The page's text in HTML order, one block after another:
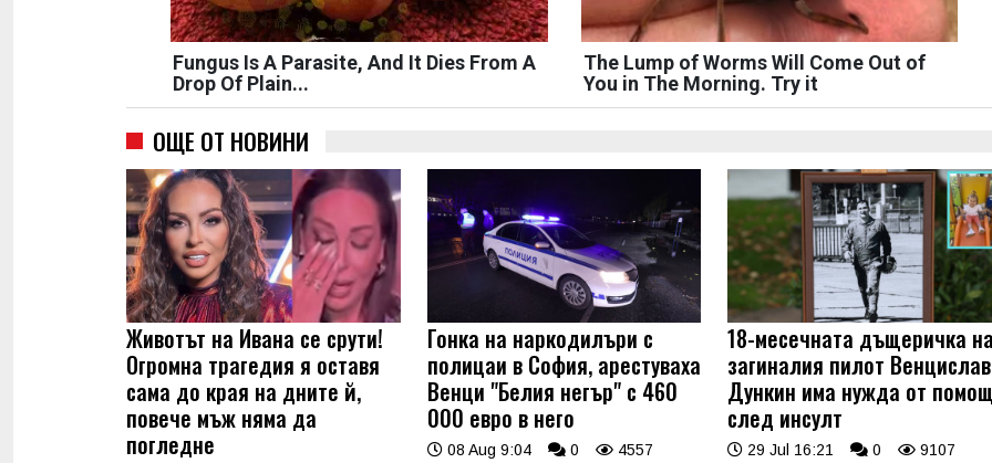
Fungus Is A Parasite, And It Dies From A
Drop Of Plain...
The Lump of Worms Will Come Out of
You in The Morning. Try it
ОЩЕ ОТ НОВИНИ
Животът на Ивана се срути!
Огромна трагедия я оставя
сама до края на дните й,
повече мъж няма да
погледне
Гонка на наркодилъри с
полицаи в София, арестуваха
Венци "Белия негър" с 460
000 евро в него
08 Aug 9:04 0 4557
18-месечната дъщеричка
загиналия пилот Венцислав
Дункин има нужда от
след инсулт
29 Jul 16:21 0 9107